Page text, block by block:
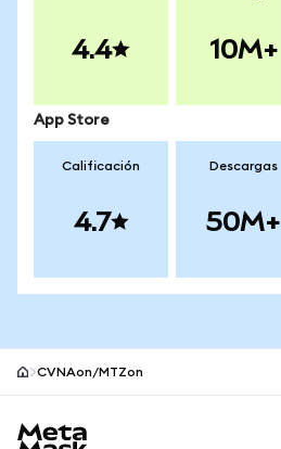
4.4 10M+
App Store
Calificación
4.7
Descargas
50M+
CVNAon/MTZon